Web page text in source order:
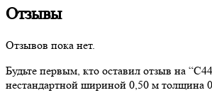
Отзывы
Отзывов пока нет.
Будьте первым, кто оставил отзыв на “С44
нестандартной шириной 0,50 м толщина